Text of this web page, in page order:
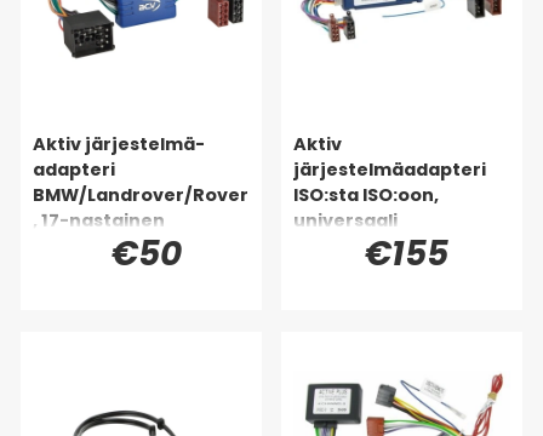
Aktiv järjestelmä-
adapteri
BMW/Landrover/Rover
, 17-nastainen
€50
Aktiv
järjestelmäadapteri
ISO:sta ISO:oon,
universaali
€155